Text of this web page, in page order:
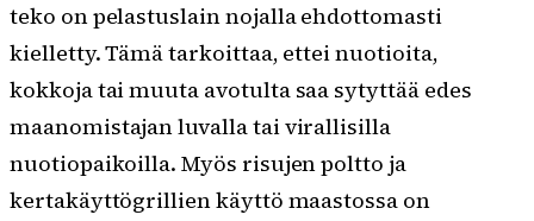
teko on pelastuslain nojalla ehdottomasti
kielletty. Tämä tarkoittaa, ettei nuotioita,
kokkoja tai muuta avotulta saa sytyttää edes
maanomistajan luvalla tai virallisilla
nuotiopaikoilla. Myös risujen poltto ja
kertakäyttögrillien käyttö maastossa on